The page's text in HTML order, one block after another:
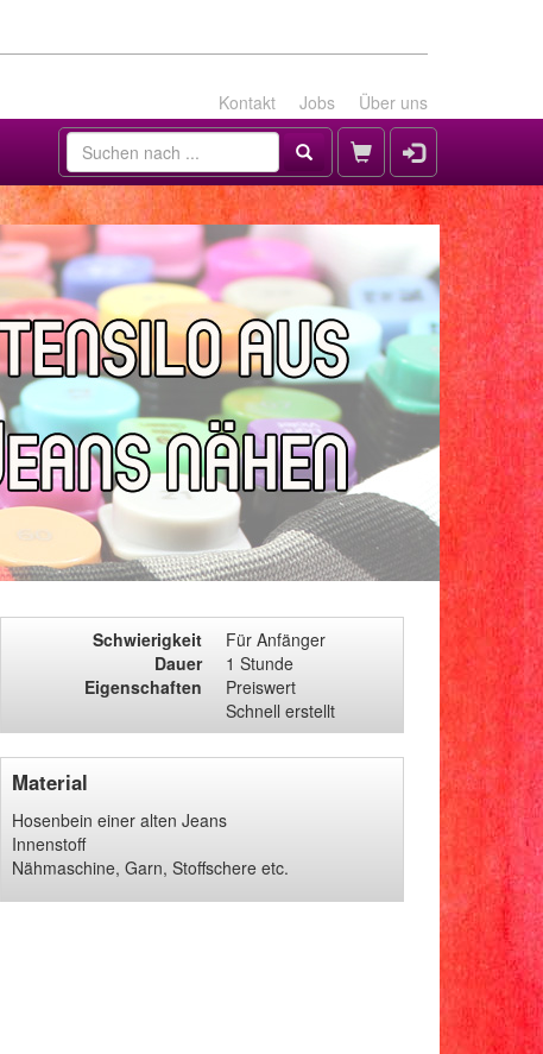
Kontakt Jobs Über uns
Schwierigkeit
Für Anfänger
Dauer
1 Stunde
Eigenschaften
Preiswert
Schnell erstellt
Material
Hosenbein einer alten Jeans
Innenstoff
Nähmaschine, Garn, Stoffschere etc.